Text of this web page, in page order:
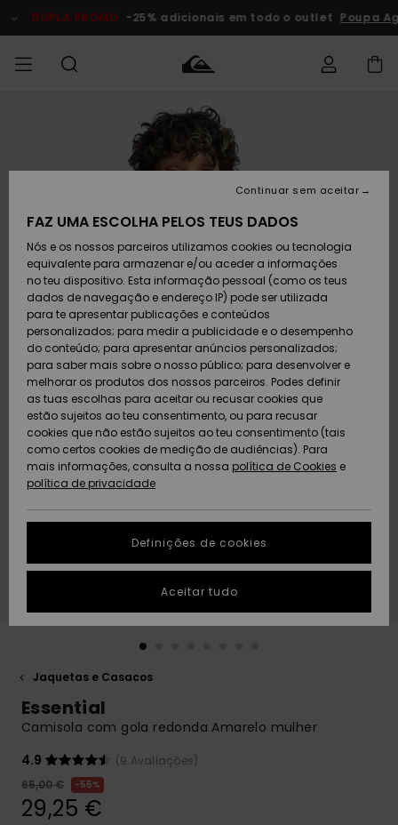
do
DUPLA PROMO -25% adicionais em todo o outlet Poupa
Roupas
Calçado e
chinelos
Surfe/água
Snow
Artigos
recém-
chegados
Coleções
MENINO
Roupas
Calçado e
chinelos
Surfe/água
Neve
Artigos
recém-
chegados
Highlights
MULHER
Shop
chegados
Highlights
Snow
SURF
Surf Shop
Homem
Crianças
Highlights
Community
SNOW
Artigos
Neve
Homem
Artigos
Criança
Snow Shop
Feminino
Highlights
Community
DUPLA
PROMO
Outlet
Homem
Criança
Outlet
Mulher
AJUDA
Acede à tua
encomenda
Devoluções
Pagamento
Cartão
presente
Quiksilver
Freedom
Protecção de
dados
Guia de
tamanhos
conversa para
obteres a
resposta mais
respostas
para as
SUSTAINABILITY
PRESENTE
DESEJO
Jaquetas e Casacos
Essential
Camisola com gola redonda Amarelo mulher
4.9
(9 Avaliações)
65,00 €
55%
29,25 €
FAZ UMA ESCOLHA PELOS TEUS DADOS
Nós e os nossos parceiros utilizamos cookies ou tecnologia
equivalente para armazenar e/ou aceder a informações
no teu dispositivo. Esta informação pessoal (como os teus
dados de navegação e endereço IP) pode ser utilizada
para te apresentar publicações e conteúdos
personalizados; para medir a publicidade e o desempenho
do conteúdo; para apresentar anúncios personalizados;
para saber mais sobre o nosso público; para desenvolver e
melhorar os produtos dos nossos parceiros. Podes definir
as tuas escolhas para aceitar ou recusar cookies que
estão sujeitos ao teu consentimento, ou para recusar
cookies que não estão sujeitos ao teu consentimento (tais
como certos cookies de medição de audiências). Para
mais informações, consulta a nossa política de Cookies e
política de privacidade
Definições de cookies
Continuar sem aceitar
Aceitar tudo